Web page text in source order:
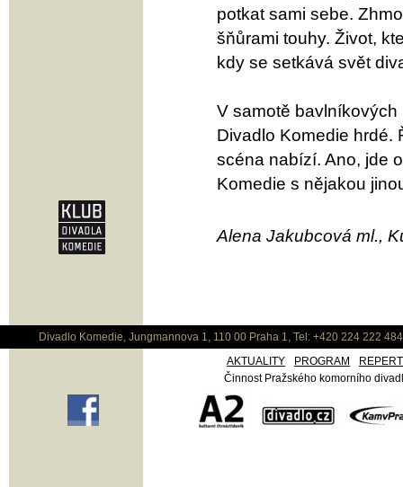
potkat sami sebe.
šňůrami touhy. Život,
kdy se setkává svět
V samotě
Divadlo Komedie hrdé.
scéna nabízí. Ano, jde
Komedie s nějakou
Alena Jakubcová ml.,
Divadlo Komedie, Jungmannova 1, 110 00 Praha 1, Tel: +420 224 222
AKTUALITY
PROGRAM
Činnost Pražského komorního